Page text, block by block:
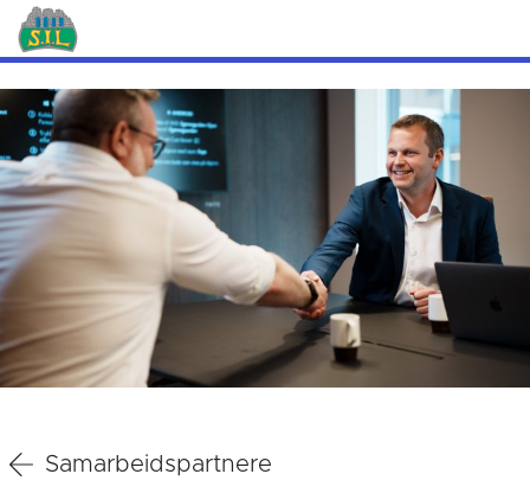
Samarbeidspartnere